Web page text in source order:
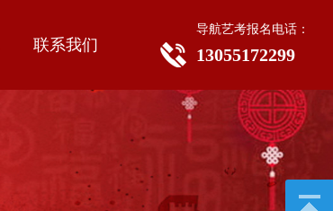
联系我们
导航艺考报名电话：
13055172299